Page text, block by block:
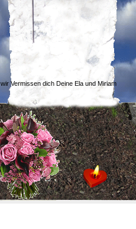
wir Vermissen dich Deine Ela und Miriam